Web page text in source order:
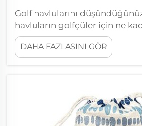
Golf havlularını
havluların golfçüler için ne
olduğunu bilmiyor
sopaları temiz tutar ve
Wxivytextile gibi bir golf
yapmak için... gereklidir.
DAHA FAZLASINI GÖR